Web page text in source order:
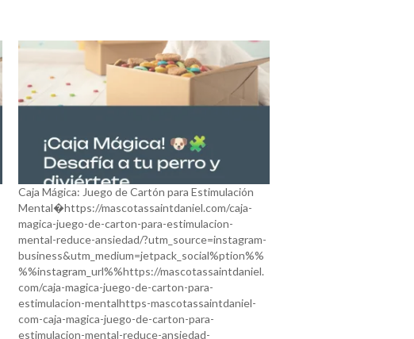
Caja Mágica: Juego de Cartón para Estimulación
Mental�https://mascotassaintdaniel.com/caja-
magica-juego-de-carton-para-estimulacion-
mental-reduce-ansiedad/?utm_source=instagram-
business&utm_medium=jetpack_social%ption%%
%%instagram_url%%https://mascotassaintdaniel.
com/caja-magica-juego-de-carton-para-
estimulacion-mentalhttps-mascotassaintdaniel-
com-caja-magica-juego-de-carton-para-
estimulacion-mental-reduce-ansiedad-